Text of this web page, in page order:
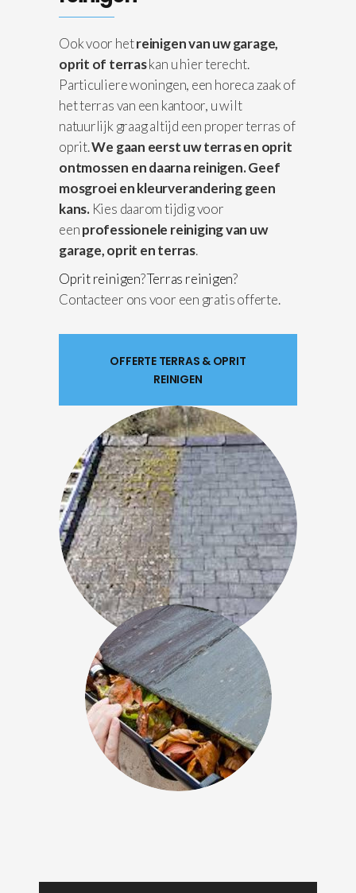
Ook voor hetreinigen van uw garage,
oprit of terraskan u hier terecht.
Particuliere woningen, een horeca zaak of
het terras van een kantoor, u wilt
natuurlijk graag altijd een proper terras of
oprit.We gaan eerst uw terras en oprit
ontmossen en daarna reinigen.Geef
mosgroei en kleurverandering geen
kans.Kies daarom tijdig voor
eenprofessionele reiniging van uw
garage, oprit en terras.
Oprit reinigen?Terras reinigen?
Contacteer ons voor een gratis offerte.
OFFERTE TERRAS & OPRIT
REINIGEN